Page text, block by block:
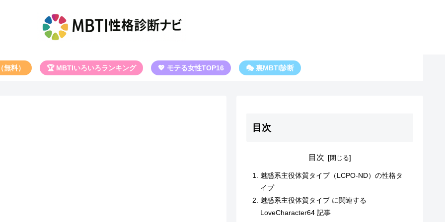
料） 🏆 MBTIいろいろランキング 💖 モテる女性TOP16 🎭 裏MBTI診断
目次
目次
魅惑系主役体質タイプ（LCPO-ND）の性格タ
イプ
魅惑系主役体質タイプ に関連する
LoveCharacter64 記事